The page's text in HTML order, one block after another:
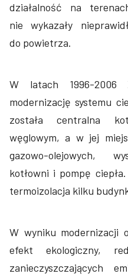
działalność na
nie wykazały
do powietrza.
W latach 1996-2006
modernizację systemu
została centralna
węglowym, a w jej
gazowo-olejowych,
kotłowni i pompę
termoizolacja kilku
W wyniku modernizacji
efekt ekologiczny,
zanieczyszczających